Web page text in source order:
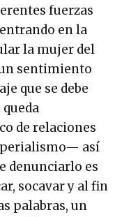
fuerzas
en la
la mujer del
sentimiento
que se debe
de relaciones
así
denunciarlo es
socavar y al fin
palabras, un